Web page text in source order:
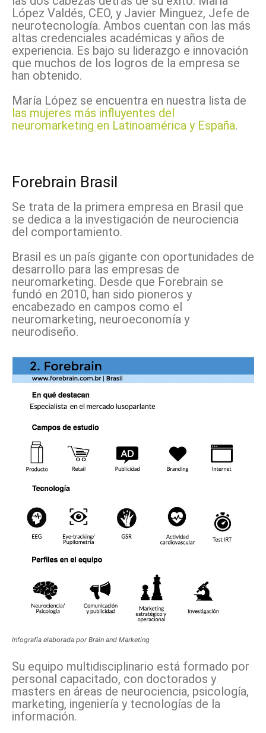
López Valdés, CEO, y Javier Minguez, Jefe de
neurotecnología. Ambos cuentan con las más
altas credenciales académicas y años de
experiencia. Es bajo su liderazgo e innovación
que muchos de los logros de la empresa se
han obtenido.
María López se encuentra en nuestra lista de
las mujeres más influyentes del
neuromarketing en Latinoamérica y España.
Forebrain Brasil
Se trata de la primera empresa en Brasil que
se dedica a la investigación de neurociencia
del comportamiento.
Brasil es un país gigante con oportunidades de
desarrollo para las empresas de
neuromarketing. Desde que Forebrain se
fundó en 2010, han sido pioneros y
encabezado en campos como el
neuromarketing, neuroeconomía y
neurodiseño.
Infografía elaborada por Brain and Marketing
Su equipo multidisciplinario está formado por
personal capacitado, con doctorados y
masters en áreas de neurociencia, psicología,
marketing, ingeniería y tecnologías de la
información.